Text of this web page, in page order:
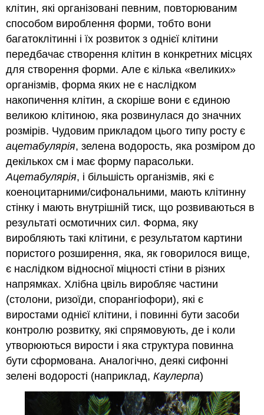
клітин, які організовані певним, повторюваним
способом вироблення форми, тобто вони
багатоклітинні і їх розвиток з однієї клітини
передбачає створення клітин в конкретних місцях
для створення форми. Але є кілька «великих»
організмів, форма яких не є наслідком
накопичення клітин, а скоріше вони є єдиною
великою клітиною, яка розвинулася до значних
розмірів. Чудовим прикладом цього типу росту є
ацетабулярія, зелена водорость, яка розміром до
декількох см і має форму парасольки.
Ацетабулярія, і більшість організмів, які є
коеноцитарними/сифональними, мають клітинну
стінку і мають внутрішній тиск, що розвиваються в
результаті осмотичних сил. Форма, яку
виробляють такі клітини, є результатом картини
пористого розширення, яка, як говорилося вище,
є наслідком відносної міцності стіни в різних
напрямках. Хлібна цвіль виробляє частини
(столони, ризоїди, спорангіофори), які є
виростами однієї клітини, і повинні бути засоби
контролю розвитку, які спрямовують, де і коли
утворюються вирости і яка структура повинна
бути сформована. Аналогічно, деякі сифонні
зелені водорості (наприклад,Каулерпа)